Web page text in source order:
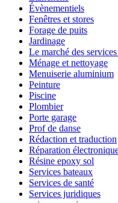
Évènementiels
Fenêtres et stores
Forage de puits
Jardinage
Le marché des
Ménage et nettoyage
Menuiserie aluminium
Peinture
Piscine
Plombier
Porte garage
Prof de danse
Rédaction et traduction
Réparation
Résine epoxy sol
Services bateaux
Services de santé
Services juridiques